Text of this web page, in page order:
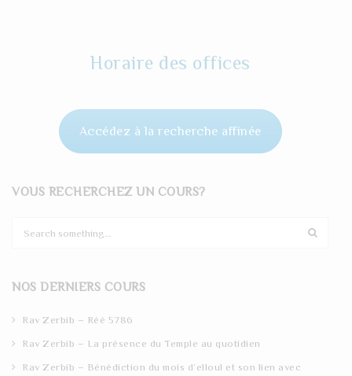
Horaire des offices
Accédez à la recherche affinée
VOUS RECHERCHEZ UN COURS?
c
NOS DERNIERS COURS
Rav Zerbib – Réé 5786
Rav Zerbib – La présence du Temple au quotidien
Rav Zerbib – Bénédiction du mois d’elloul et son lien avec